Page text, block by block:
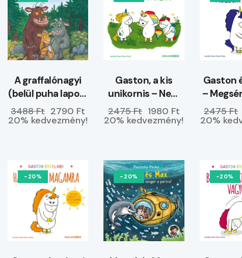
A graffalónagyi
(belül puha lapos)
ELŐRENDELHETŐ
3488 Ft 2790 Ft
20% kedvezmény!
Gaston, a kis
unikornis – Nem
hagyom magam
2475 Ft 1980 Ft
20% kedvezmény!
Gaston
–
2475 Ft
20%
-20% -20% -20%